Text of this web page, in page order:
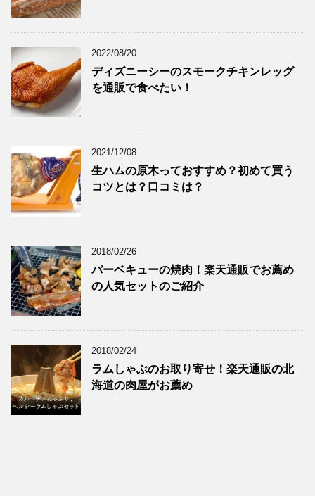
2022/08/20
ディズニーシーのスモークチキンレッグ
を通販で食べたい！
2021/12/08
生ハムの原木っておすすめ？初めて買う
コツとは？口コミは？
2018/02/26
バーベキューの焼肉！楽天通販でお薦め
の人気セットのご紹介
2018/02/24
ラムしゃぶのお取り寄せ！楽天通販の北
海道の肉屋がお薦め